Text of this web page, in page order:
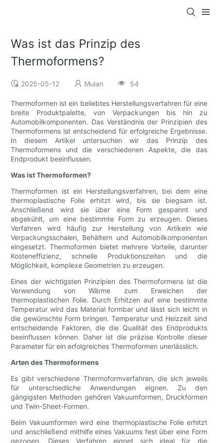
Was ist das Prinzip des
Thermoformens?
2025-05-12 Mulan 54
Thermoformen ist ein beliebtes Herstellungsverfahren für eine
breite Produktpalette, von Verpackungen bis hin zu
Automobilkomponenten. Das Verständnis der Prinzipien des
Thermoformens ist entscheidend für erfolgreiche Ergebnisse.
In diesem Artikel untersuchen wir das Prinzip des
Thermoformens und die verschiedenen Aspekte, die das
Endprodukt beeinflussen.
Was ist Thermoformen?
Thermoformen ist ein Herstellungsverfahren, bei dem eine
thermoplastische Folie erhitzt wird, bis sie biegsam ist.
Anschließend wird sie über eine Form gespannt und
abgekühlt, um eine bestimmte Form zu erzeugen. Dieses
Verfahren wird häufig zur Herstellung von Artikeln wie
Verpackungsschalen, Behältern und Automobilkomponenten
eingesetzt. Thermoformen bietet mehrere Vorteile, darunter
Kosteneffizienz, schnelle Produktionszeiten und die
Möglichkeit, komplexe Geometrien zu erzeugen.
Eines der wichtigsten Prinzipien des Thermoformens ist die
Verwendung von Wärme zum Erweichen der
thermoplastischen Folie. Durch Erhitzen auf eine bestimmte
Temperatur wird das Material formbar und lässt sich leicht in
die gewünschte Form bringen. Temperatur und Heizzeit sind
entscheidende Faktoren, die die Qualität des Endprodukts
beeinflussen können. Daher ist die präzise Kontrolle dieser
Parameter für ein erfolgreiches Thermoformen unerlässlich.
Arten des Thermoformens
Es gibt verschiedene Thermoformverfahren, die sich jeweils
für unterschiedliche Anwendungen eignen. Zu den
gängigsten Methoden gehören Vakuumformen, Druckformen
und Twin-Sheet-Formen.
Beim Vakuumformen wird eine thermoplastische Folie erhitzt
und anschließend mithilfe eines Vakuums fest über eine Form
gezogen. Dieses Verfahren eignet sich ideal für die